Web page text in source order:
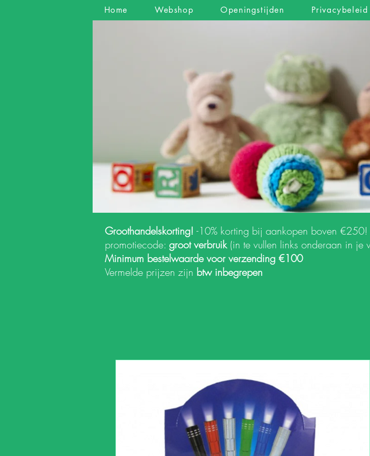
Home Webshop Openingstijden Privacybeleid
Groothandelskorting! -10% korting bij aankopen boven €250!
promotiecode: groot verbruik (in te vullen links onderaan in je
Minimum bestelwaarde voor verzending €100
Vermelde prijzen zijn btw inbegrepen